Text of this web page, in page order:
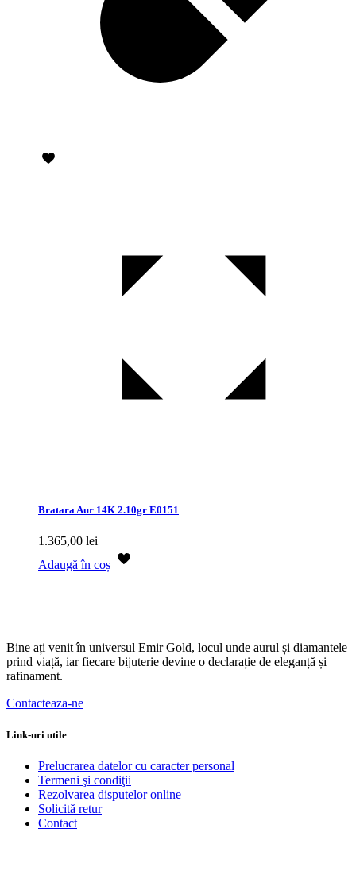
Bratara Aur 14K 2.10gr E0151
1.365,00 lei
Adaugă în coș
Bine ați venit în universul Emir Gold, locul unde aurul și diamantele
prind viață, iar fiecare bijuterie devine o declarație de eleganță și
rafinament.
Contacteaza-ne
Link-uri utile
Prelucrarea datelor cu caracter personal
Termeni şi condiţii
Rezolvarea disputelor online
Solicită retur
Contact